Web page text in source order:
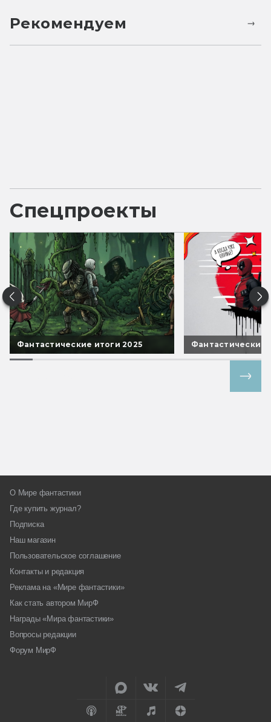
Рекомендуем
Спецпроекты
Фантастические итоги 2025 Фантастические
О Мире фантастики
Где купить журнал?
Подписка
Наш магазин
Пользовательское соглашение
Контакты и редакция
Реклама на «Мире фантастики»
Как стать автором МирФ
Награды «Мира фантастики»
Вопросы редакции
Форум МирФ